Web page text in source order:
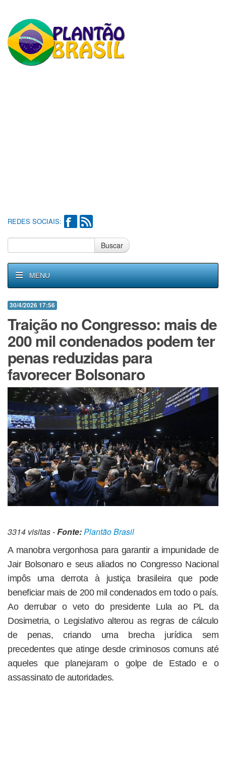
REDES SOCIAIS:
Buscar
MENU
30/4/2026 17:56
Traição no Congresso: mais de
200 mil condenados podem ter
penas reduzidas para
favorecer Bolsonaro
3314 visitas -Fonte:Plantão Brasil
A manobra vergonhosa para garantir a impunidade de
Jair Bolsonaro e seus aliados no Congresso Nacional
impôs uma derrota à justiça brasileira que pode
beneficiar mais de 200 mil condenados em todo o país.
Ao derrubar o veto do presidente Lula ao PL da
Dosimetria, o Legislativo alterou as regras de cálculo
de penas, criando uma brecha jurídica sem
precedentes que atinge desde criminosos comuns até
aqueles que planejaram o golpe de Estado e o
assassinato de autoridades.